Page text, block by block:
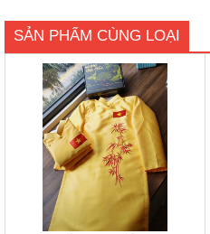
SẢN PHẨM CÙNG LOẠI